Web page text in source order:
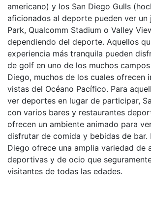
americano) y los San Diego Gulls
aficionados al deporte pueden ver un
Park, Qualcomm Stadium o Valley
dependiendo del deporte. Aquellos
experiencia más tranquila pueden
de golf en uno de los muchos
Diego, muchos de los cuales ofrecen
vistas del Océano Pacífico. Para
ver deportes en lugar de participar,
con varios bares y restaurantes
ofrecen un ambiente animado para
disfrutar de comida y bebidas de bar.
Diego ofrece una amplia variedad de
deportivas y de ocio que
visitantes de todas las edades.